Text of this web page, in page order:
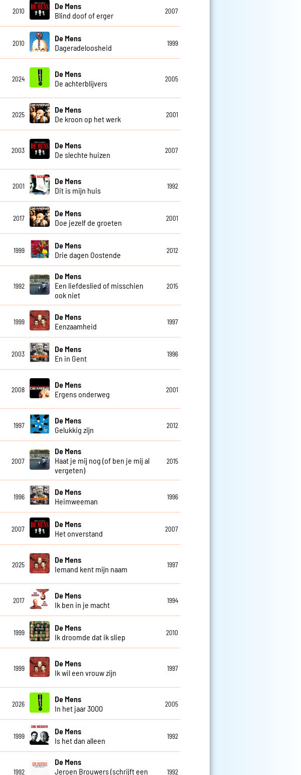
2010
De Mens
Blind doof of erger
2007
2010
De Mens
Dageradeloosheid
1999
2024
De Mens
De achterblijvers
2005
2025
De Mens
De kroon op het werk
2001
2003
De Mens
De slechte huizen
2007
2001
De Mens
Dit is mijn huis
1992
2017
De Mens
Doe jezelf de groeten
2001
1999
De Mens
Drie dagen Oostende
2012
1992
De Mens
Een liefdeslied of misschien
ook niet
2015
1999
De Mens
Eenzaamheid
1997
2003
De Mens
En in Gent
1996
2008
De Mens
Ergens onderweg
2001
1997
De Mens
Gelukkig zijn
2012
2007
De Mens
Haat je mij nog (of ben je mij al
vergeten)
2015
1996
De Mens
Heimweeman
1996
2007
De Mens
Het onverstand
2007
2025
De Mens
Iemand kent mijn naam
1997
2017
De Mens
Ik ben in je macht
1994
1999
De Mens
Ik droomde dat ik sliep
2010
1999
De Mens
Ik wil een vrouw zijn
1997
2026
De Mens
In het jaar 3000
2005
1999
De Mens
Is het dan alleen
1992
1992
De Mens
Jeroen Brouwers (schrijft een
1992